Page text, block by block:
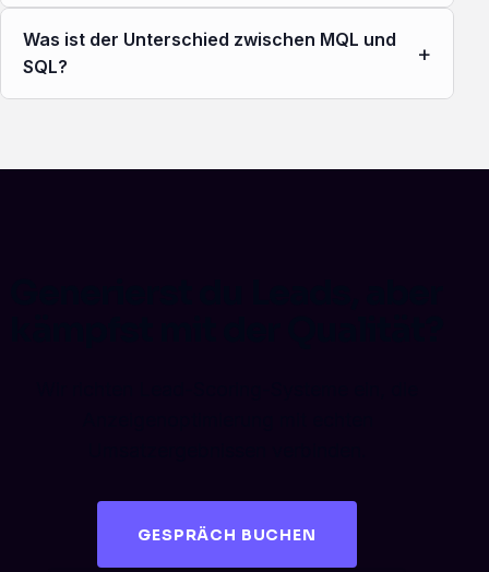
Was ist der Unterschied zwischen MQL und
SQL?
+
GESPRÄCH BUCHEN